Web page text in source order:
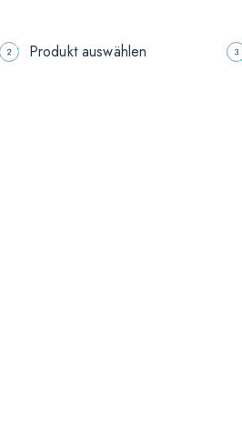
Produkt auswählen